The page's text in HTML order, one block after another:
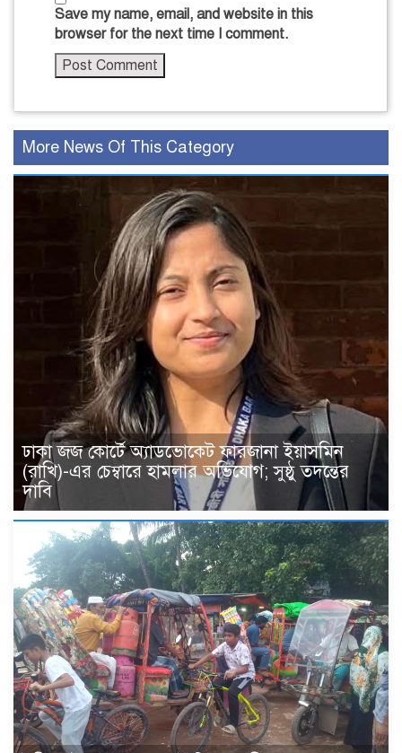
Save my name, email, and website in this
browser for the next time I comment.
More News Of This Category
ঢাকা জজ কোর্টে অ্যাডভোকেট ফারজানা ইয়াসমিন
(রাখি)-এর চেম্বারে হামলার অভিযোগ; সুষ্ঠু তদন্তের
দাবি